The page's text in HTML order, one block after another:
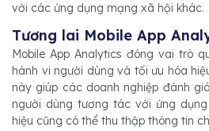
với các ứng dụng mạng xã hội khác.
Tương lai Mobile App
Mobile App Analytics đóng vai trò
hành vi người dùng và tối ưu hóa
này giúp các doanh nghiệp đánh
người dùng tương tác với ứng
hiệu cũng có thể thu thập thông tin